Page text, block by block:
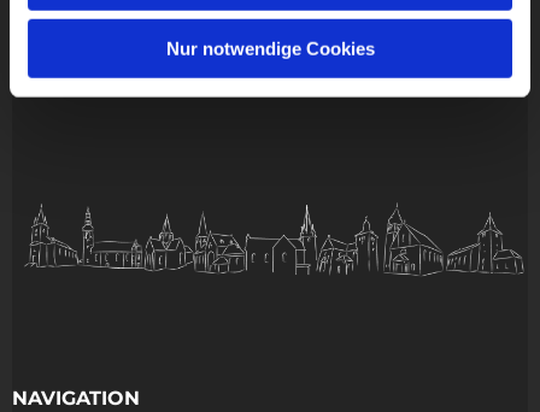
Nur notwendige Cookies
NAVIGATION